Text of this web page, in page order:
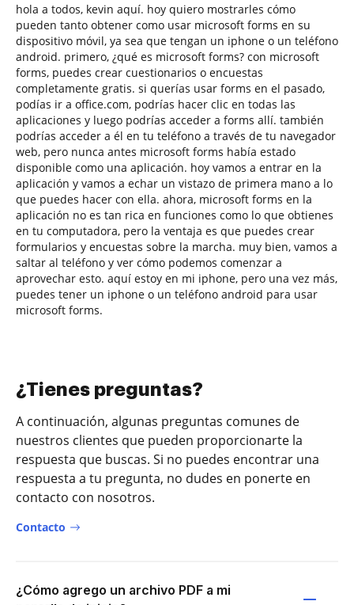
hola a todos, kevin aquí. hoy quiero mostrarles cómo
pueden tanto obtener como usar microsoft forms en su
dispositivo móvil, ya sea que tengan un iphone o un teléfono
android. primero, ¿qué es microsoft forms? con microsoft
forms, puedes crear cuestionarios o encuestas
completamente gratis. si querías usar forms en el pasado,
podías ir a office.com, podrías hacer clic en todas las
aplicaciones y luego podrías acceder a forms allí. también
podrías acceder a él en tu teléfono a través de tu navegador
web, pero nunca antes microsoft forms había estado
disponible como una aplicación. hoy vamos a entrar en la
aplicación y vamos a echar un vistazo de primera mano a lo
que puedes hacer con ella. ahora, microsoft forms en la
aplicación no es tan rica en funciones como lo que obtienes
en tu computadora, pero la ventaja es que puedes crear
formularios y encuestas sobre la marcha. muy bien, vamos a
saltar al teléfono y ver cómo podemos comenzar a
aprovechar esto. aquí estoy en mi iphone, pero una vez más,
puedes tener un iphone o un teléfono android para usar
microsoft forms.
¿Tienes preguntas?
A continuación, algunas preguntas comunes de
nuestros clientes que pueden proporcionarte la
respuesta que buscas. Si no puedes encontrar una
respuesta a tu pregunta, no dudes en ponerte en
contacto con nosotros.
Contacto
¿Cómo agrego un archivo PDF a mi